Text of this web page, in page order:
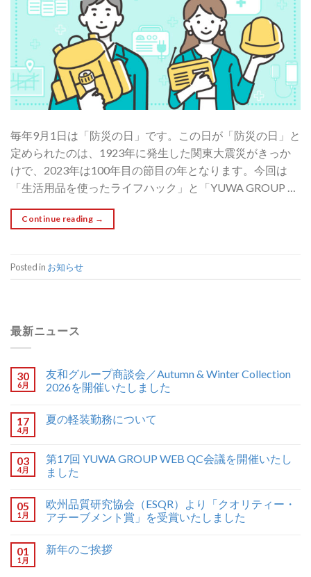
毎年9月1日は「防災の日」です。この日が「防災の日」と
定められたのは、1923年に発生した関東大震災がきっか
けで、2023年は100年目の節目の年となります。今回は
「生活用品を使ったライフハック」と「YUWA GROUP …
Continue reading →
Posted in お知らせ
最新ニュース
30
6月
友和グループ商談会／Autumn & Winter Collection
2026を開催いたしました
17
4月
夏の軽装勤務について
03
4月
第17回 YUWA GROUP WEB QC会議を開催いたし
ました
05
1月
欧州品質研究協会（ESQR）より「クオリティー・
アチーブメント賞」を受賞いたしました
01
1月
新年のご挨拶